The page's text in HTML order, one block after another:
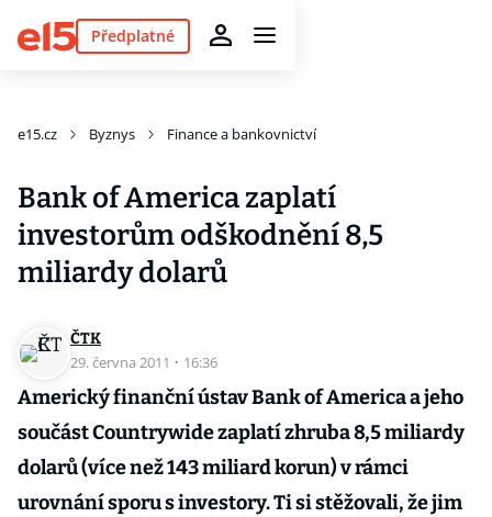
Předplatné
e15.cz Byznys Finance a bankovnictví
Bank of America zaplatí
investorům odškodnění 8,5
miliardy dolarů
ČTK
29. června 2011 · 16:36
Americký finanční ústav Bank of America a jeho
součást Countrywide zaplatí zhruba 8,5 miliardy
dolarů (více než 143 miliard korun) v rámci
urovnání sporu s investory. Ti si stěžovali, že jim